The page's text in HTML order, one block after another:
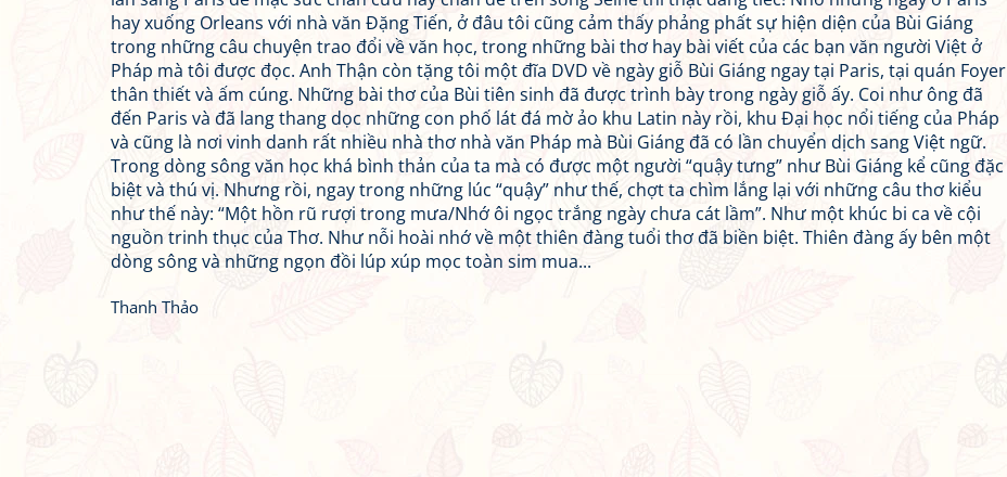
hay xuống Orleans với nhà văn Đặng Tiến, ở đâu tôi cũng cảm thấy phảng phất sự hiện diện của Bùi Giáng
trong những câu chuyện trao đổi về văn học, trong những bài thơ hay bài viết của các bạn văn người Việt ở
Pháp mà tôi được đọc. Anh Thận còn tặng tôi một đĩa DVD về ngày giỗ Bùi Giáng ngay tại Paris, tại quán Foyer
thân thiết và ấm cúng. Những bài thơ của Bùi tiên sinh đã được trình bày trong ngày giỗ ấy. Coi như ông đã
đến Paris và đã lang thang dọc những con phố lát đá mờ ảo khu Latin này rồi, khu Đại học nổi tiếng của Pháp
và cũng là nơi vinh danh rất nhiều nhà thơ nhà văn Pháp mà Bùi Giáng đã có lần chuyển dịch sang Việt ngữ.
Trong dòng sông văn học khá bình thản của ta mà có được một người “quậy tưng” như Bùi Giáng kể cũng đặc
biệt và thú vị. Nhưng rồi, ngay trong những lúc “quậy” như thế, chợt ta chìm lắng lại với những câu thơ kiểu
như thế này: “Một hồn rũ rượi trong mưa/Nhớ ôi ngọc trắng ngày chưa cát lầm”. Như một khúc bi ca về cội
nguồn trinh thục của Thơ. Như nỗi hoài nhớ về một thiên đàng tuổi thơ đã biền biệt. Thiên đàng ấy bên một
dòng sông và những ngọn đồi lúp xúp mọc toàn sim mua...
Thanh Thảo